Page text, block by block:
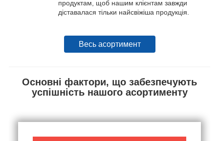
продуктам, щоб нашим клієнтам завжди
діставалася тільки найсвіжіша продукція.
Весь асортимент
Основні фактори, що забезпечують
успішність нашого асортименту